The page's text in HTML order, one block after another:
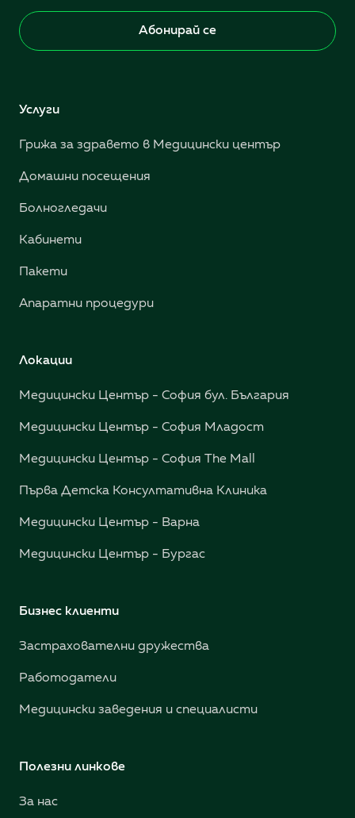
Услуги
Грижа за здравето в Медицински център
Домашни посещения
Болногледачи
Кабинети
Пакети
Апаратни процедури
Локации
Медицински Център - София бул. България
Медицински Център - София Младост
Медицински Център - София The Mall
Първа Детска Консултативна Клиника
Медицински Център - Варна
Медицински Център - Бургас
Бизнес клиенти
Застрахователни дружества
Работодатели
Медицински заведения и специалисти
Полезни линкове
За нас